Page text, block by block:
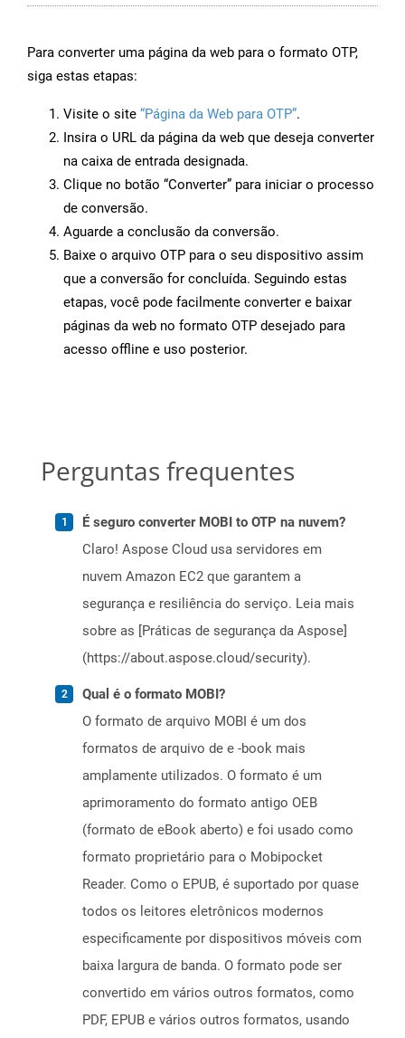
Para converter uma página da web para o formato OTP,
siga estas etapas:
Visite o site “Página da Web para OTP”.
Insira o URL da página da web que deseja converter
na caixa de entrada designada.
Clique no botão “Converter” para iniciar o processo
de conversão.
Aguarde a conclusão da conversão.
Baixe o arquivo OTP para o seu dispositivo assim
que a conversão for concluída. Seguindo estas
etapas, você pode facilmente converter e baixar
páginas da web no formato OTP desejado para
acesso offline e uso posterior.
Perguntas frequentes
É seguro converter MOBI to OTP na nuvem?
Claro! Aspose Cloud usa servidores em
nuvem Amazon EC2 que garantem a
segurança e resiliência do serviço. Leia mais
sobre as [Práticas de segurança da Aspose]
(https://about.aspose.cloud/security).
Qual é o formato MOBI?
O formato de arquivo MOBI é um dos
formatos de arquivo de e -book mais
amplamente utilizados. O formato é um
aprimoramento do formato antigo OEB
(formato de eBook aberto) e foi usado como
formato proprietário para o Mobipocket
Reader. Como o EPUB, é suportado por quase
todos os leitores eletrônicos modernos
especificamente por dispositivos móveis com
baixa largura de banda. O formato pode ser
convertido em vários outros formatos, como
PDF, EPUB e vários outros formatos, usando